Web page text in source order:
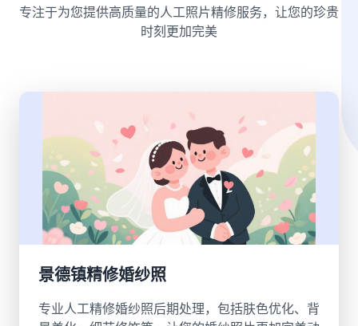
专注于为您提供高质量的人工照片精修服务，让您的珍贵
时刻更加完美
景德镇精修婚纱照
专业人工精修婚纱照后期处理，包括肤色优化、背